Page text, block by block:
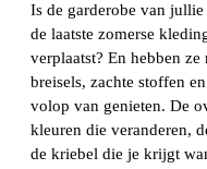
Is de garderobe van
de laatste zomerse
verplaatst? En hebben
breisels, zachte stoffen
volop van genieten. De
kleuren die veranderen,
de kriebel die je krijgt